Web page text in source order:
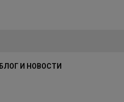
БЛОГ И НОВОСТИ